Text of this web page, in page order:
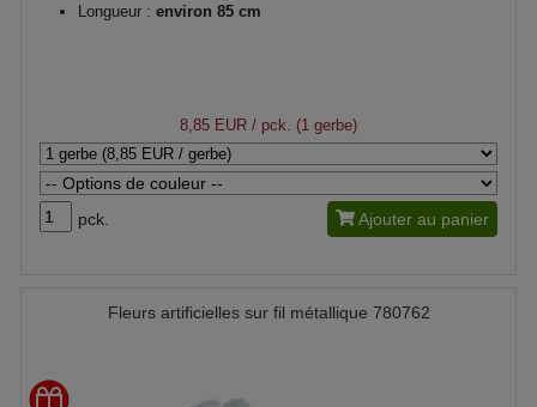
Longueur : environ 85 cm
8,85 EUR / pck. (1 gerbe)
pck. Ajouter au panier
Fleurs artificielles sur fil métallique 780762